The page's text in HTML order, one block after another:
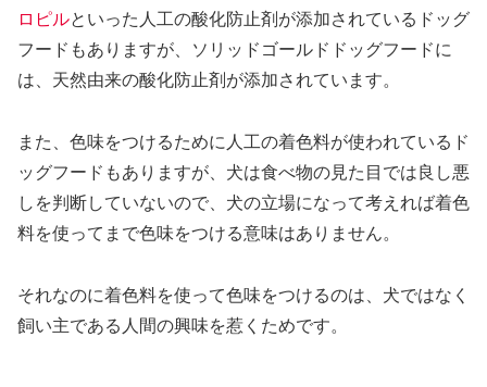
ロピルといった人工の酸化防止剤が添加されているドッグ
フードもありますが、ソリッドゴールドドッグフードに
は、天然由来の酸化防止剤が添加されています。
また、色味をつけるために人工の着色料が使われているド
ッグフードもありますが、犬は食べ物の見た目では良し悪
しを判断していないので、犬の立場になって考えれば着色
料を使ってまで色味をつける意味はありません。
それなのに着色料を使って色味をつけるのは、犬ではなく
飼い主である人間の興味を惹くためです。